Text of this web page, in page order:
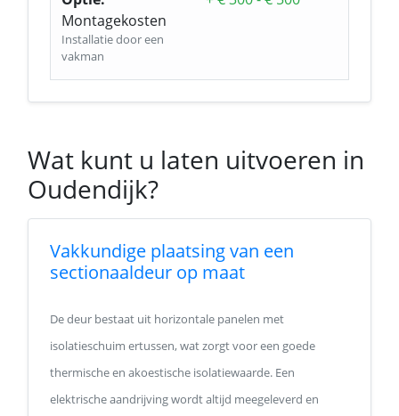
Montagekosten
Installatie door een
vakman
Wat kunt u laten uitvoeren in
Oudendijk?
Vakkundige plaatsing van een
sectionaaldeur op maat
De deur bestaat uit horizontale panelen met
isolatieschuim ertussen, wat zorgt voor een goede
thermische en akoestische isolatiewaarde. Een
elektrische aandrijving wordt altijd meegeleverd en